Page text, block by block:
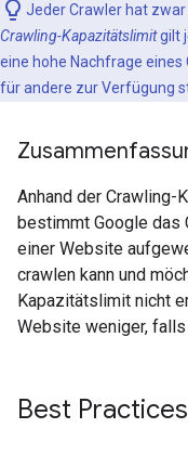
Jeder Crawler hat
Crawling-Kapazitätslimitgilt
eine hohe Nachfrage
für andere zur Verfügung
Anhand der Crawling-
bestimmt Google das
einer Website
crawlen kann und
Kapazitätslimit nicht
Website weniger,
Best Practices